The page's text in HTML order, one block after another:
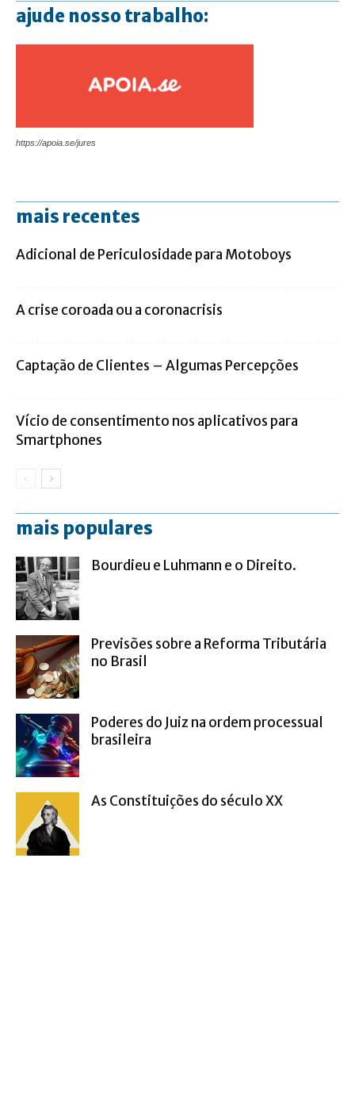
ajude nosso trabalho:
https://apoia.se/jures
mais recentes
Adicional de Periculosidade para Motoboys
A crise coroada ou a coronacrisis
Captação de Clientes – Algumas Percepções
Vício de consentimento nos aplicativos para
Smartphones
mais populares
Bourdieu e Luhmann e o Direito.
Previsões sobre a Reforma Tributária
no Brasil
Poderes do Juiz na ordem processual
brasileira
As Constituições do século XX